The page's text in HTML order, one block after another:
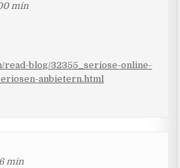
min
read-blog/32355_seriose-online-
anbietern.html
min